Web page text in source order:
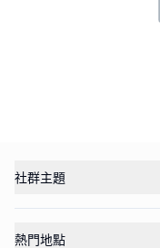
社群主題
熱門地點